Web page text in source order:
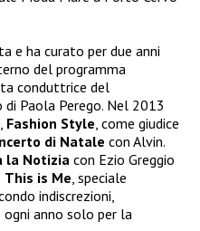
e ha curato per due anni
del programma
conduttrice del
Paola Perego. Nel 2013
Fashion Style , come giudice
di Natale con Alvin.
la Notizia con Ezio Greggio
This is Me , speciale
indiscrezioni,
anno solo per la